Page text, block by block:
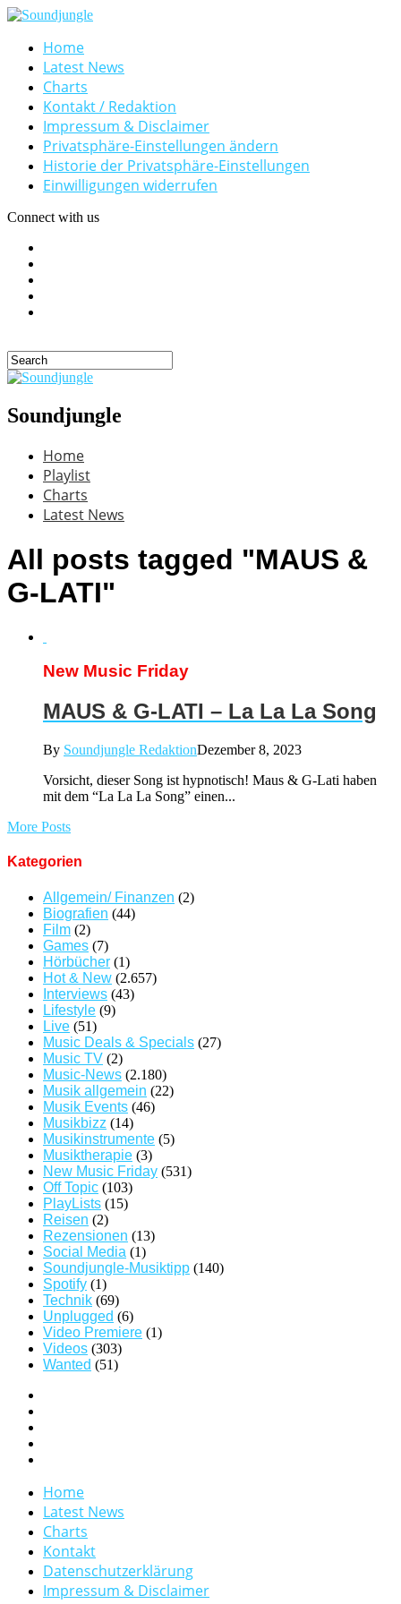
Home
Latest News
Charts
Kontakt / Redaktion
Impressum & Disclaimer
Privatsphäre-Einstellungen ändern
Historie der Privatsphäre-Einstellungen
Einwilligungen widerrufen
Connect with us
Soundjungle
Home
Playlist
Charts
Latest News
All posts tagged "MAUS &
G-LATI"
New Music Friday
MAUS & G-LATI – La La La Song
By Soundjungle RedaktionDezember 8, 2023
Vorsicht, dieser Song ist hypnotisch! Maus & G-Lati haben
mit dem “La La La Song” einen...
More Posts
Kategorien
Allgemein/ Finanzen (2)
Biografien (44)
Film (2)
Games (7)
Hörbücher (1)
Hot & New (2.657)
Interviews (43)
Lifestyle (9)
Live (51)
Music Deals & Specials (27)
Music TV (2)
Music-News (2.180)
Musik allgemein (22)
Musik Events (46)
Musikbizz (14)
Musikinstrumente (5)
Musiktherapie (3)
New Music Friday (531)
Off Topic (103)
PlayLists (15)
Reisen (2)
Rezensionen (13)
Social Media (1)
Soundjungle-Musiktipp (140)
Spotify (1)
Technik (69)
Unplugged (6)
Video Premiere (1)
Videos (303)
Wanted (51)
Home
Latest News
Charts
Kontakt
Datenschutzerklärung
Impressum & Disclaimer